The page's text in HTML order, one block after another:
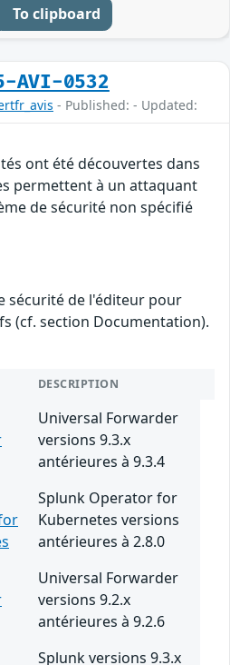
To clipboard
AVI-0532
- Published: - Updated:
ont été découvertes dans
permettent à un attaquant
de sécurité non spécifié
sécurité de l'éditeur pour
(cf. section Documentation).
DESCRIPTION
Universal Forwarder
versions 9.3.x
antérieures à 9.3.4
Splunk Operator for
Kubernetes versions
antérieures à 2.8.0
Universal Forwarder
versions 9.2.x
antérieures à 9.2.6
Splunk versions 9.3.x